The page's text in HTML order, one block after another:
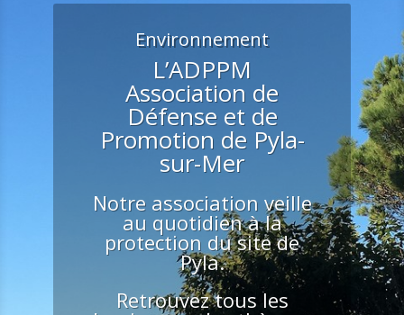
Environnement
L’ADPPM
Association de
Défense et de
Promotion de Pyla-
sur-Mer
Notre association veille
au quotidien à la
protection du site de
Pyla.
Retrouvez tous les